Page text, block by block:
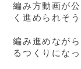
編み方動画が
く進められそう
編み進めなが
るつくりにな